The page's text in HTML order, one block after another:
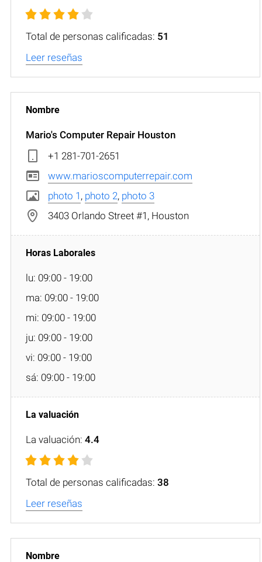
Total de personas calificadas: 51
Leer reseñas
Mario's Computer Repair Houston
+1 281-701-2651
www.marioscomputerrepair.com
photo 1 , photo 2, photo 3
3403 Orlando Street #1, Houston
lu: 09:00 - 19:00
ma: 09:00 - 19:00
mi: 09:00 - 19:00
ju: 09:00 - 19:00
vi: 09:00 - 19:00
sá: 09:00 - 19:00
La valuación: 4.4
Total de personas calificadas: 38
Leer reseñas